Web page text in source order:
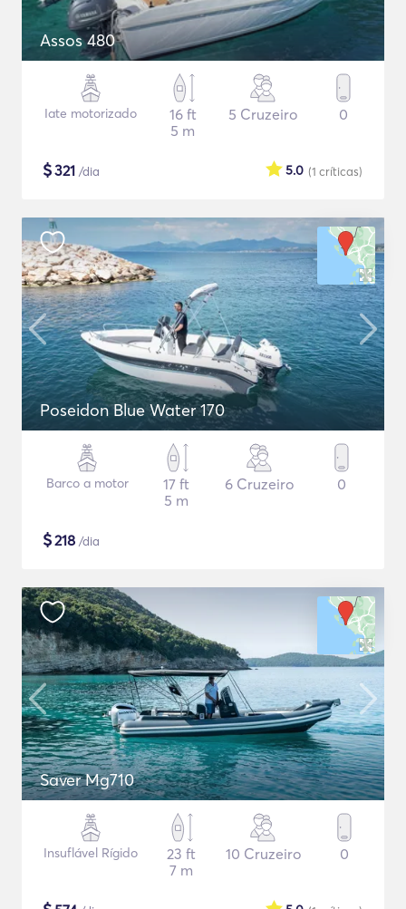
Assos 480
Iate motorizado
16 ft
5 m
5 Cruzeiro 0
$321 /dia (1 críticas)
5.0
Poseidon Blue Water 170
Barco a motor
17 ft
5 m
6 Cruzeiro 0
$218 /dia
Saver Mg710
Insuflável Rígido
23 ft
7 m
10 Cruzeiro 0